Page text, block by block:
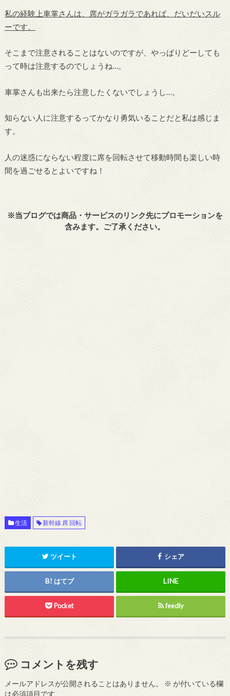
私の経験上車掌さんは、席がガラガラであれば、だいだいスル
ーです。
そこまで注意されることはないのですが、やっぱりどーしても
って時は注意するのでしょうね…。
車掌さんも出来たら注意したくないでしょうし…。
知らない人に注意するってかなり勇気いることだと私は感じま
す。
人の迷惑にならない程度に席を回転させて移動時間も楽しい時
間を過ごせるとよいですね！
※当ブログでは商品・サービスのリンク先にプロモーションを
含みます。ご了承ください。
生活 新幹線 席 回転
ツイート シェア
はてブ
Pocket feedly
コメントを残す
メールアドレスが公開されることはありません。 ※ が付いている欄
は必須項目です